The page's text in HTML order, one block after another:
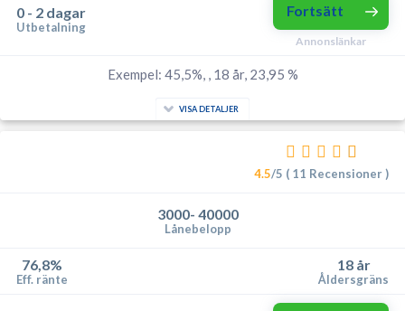
0 - 2 dagar
Utbetalning
Fortsätt
Annonslänkar
Exempel: 45,5%, , 18 år, 23,95 %
VISA DETALJER
4.5/5 ( 11 Recensioner )
3000- 40000
Lånebelopp
76,8%
Eff. ränte
18 år
Åldersgräns